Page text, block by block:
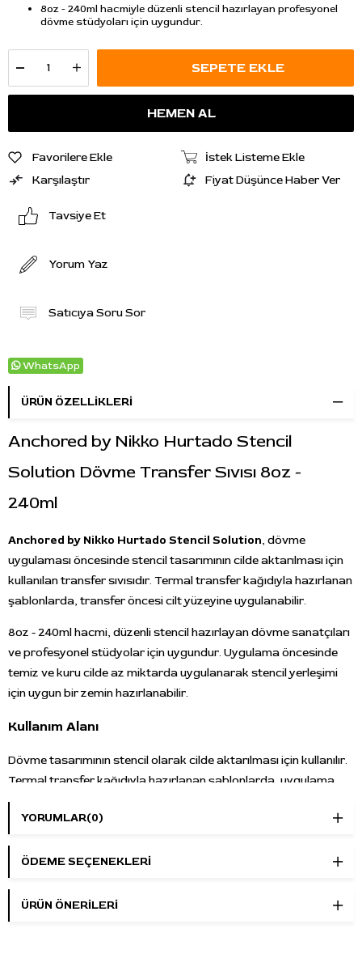
8oz - 240ml hacmiyle düzenli stencil hazırlayan profesyonel
dövme stüdyoları için uygundur.
Favorilere Ekle
İstek Listeme Ekle
Karşılaştır
Fiyat Düşünce Haber Ver
Tavsiye Et
Yorum Yaz
Satıcıya Soru Sor
WhatsApp
ÜRÜN ÖZELLIKLERI
Anchored by Nikko Hurtado Stencil
Solution Dövme Transfer Sıvısı 8oz -
240ml
Anchored by Nikko Hurtado Stencil Solution, dövme
uygulaması öncesinde stencil tasarımının cilde aktarılması için
kullanılan transfer sıvısıdır. Termal transfer kağıdıyla hazırlanan
şablonlarda, transfer öncesi cilt yüzeyine uygulanabilir.
8oz - 240ml hacmi, düzenli stencil hazırlayan dövme sanatçıları
ve profesyonel stüdyolar için uygundur. Uygulama öncesinde
temiz ve kuru cilde az miktarda uygulanarak stencil yerleşimi
için uygun bir zemin hazırlanabilir.
Kullanım Alanı
Dövme tasarımının stencil olarak cilde aktarılması için kullanılır.
Termal transfer kağıdıyla hazırlanan şablonlarda, uygulama
öncesi transfer hazırlığı ve stencil yerleşimi için tercih edilebilir.
Öne Çıkan Özellikler
Marka:Anchored by Nikko Hurtado
Ürün tipi:
Dövme transfer sıvısı
YORUMLAR(0)
ÖDEME SEÇENEKLERI
ÜRÜN ÖNERILERI